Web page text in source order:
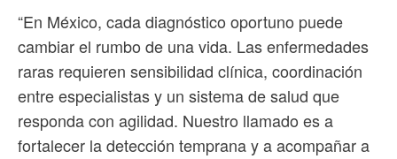
“En México, cada diagnóstico oportuno puede
cambiar el rumbo de una vida. Las enfermedades
raras requieren sensibilidad clínica, coordinación
entre especialistas y un sistema de salud que
responda con agilidad. Nuestro llamado es a
fortalecer la detección temprana y a acompañar a